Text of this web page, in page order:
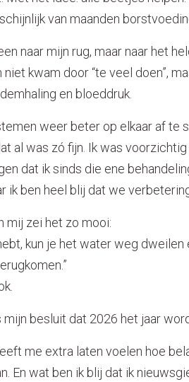
van maanden
naar mijn rug, maar naar het
niet kwam door “te veel doen”,
en bloeddruk.
weer beter op elkaar af te
al was zó fijn. Ik was
dat ik sinds die ene
ik ben heel blij dat we
mij zei het zo mooi:
kun je het water weg
besluit dat 2026 het jaar
me extra laten voelen hoe
En wat ben ik blij dat ik